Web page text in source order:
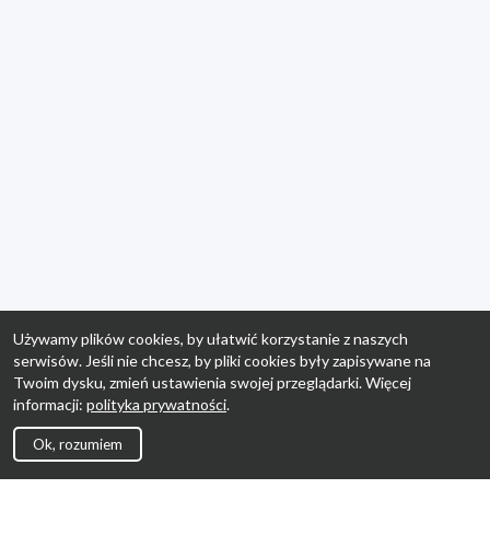
Używamy plików cookies, by ułatwić korzystanie z naszych
serwisów. Jeśli nie chcesz, by pliki cookies były zapisywane na
Twoim dysku, zmień ustawienia swojej przeglądarki. Więcej
informacji: polityka prywatności.
Ok, rozumiem